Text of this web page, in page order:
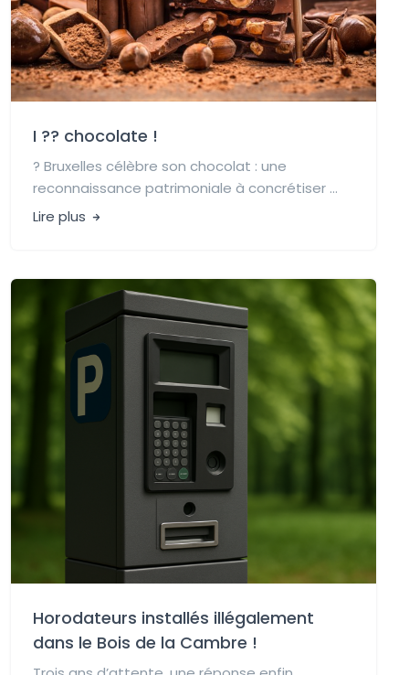
I ?? chocolate !
? Bruxelles célèbre son chocolat : une
reconnaissance patrimoniale à concrétiser ...
Lire plus
Horodateurs installés illégalement
dans le Bois de la Cambre !